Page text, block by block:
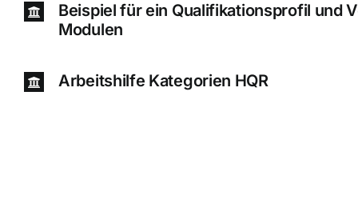
Beispiel für ein Qualifikationsprofil und
Modulen
Arbeitshilfe Kategorien HQR